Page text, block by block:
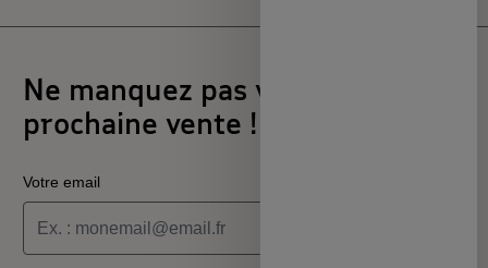
Ne manquez pas votre
prochaine vente !
Votre email